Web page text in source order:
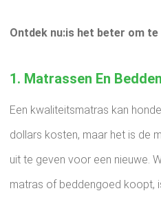
Ontdek nu:is het beter om
1. Matrassen En
Een kwaliteitsmatras kan
dollars kosten, maar het is de
uit te geven voor een nieuwe.
matras of beddengoed koopt,